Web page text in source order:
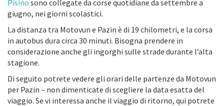
Pisino sono collegate da corse quotidiane da settembre a
giugno, nei giorni scolastici.
La distanza tra Motovun e Pazin è di 19 chilometri, e la corsa
in autobus dura circa 30 minuti. Bisogna prendere in
considerazione anche gli ingorghi sulle strade durante l’alta
stagione.
Di seguito potrete vedere gli orari delle partenze da Motovun
per Pazin – non dimenticate di scegliere la data esatta del
viaggio. Se vi interessa anche il viaggio di ritorno, qui potrete